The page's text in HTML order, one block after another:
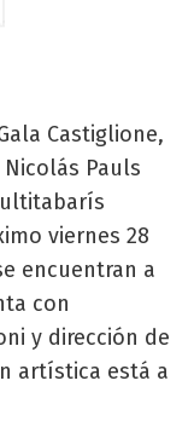
Castiglione,
Pauls
viernes 28
encuentran a
con
y dirección de
artística está a